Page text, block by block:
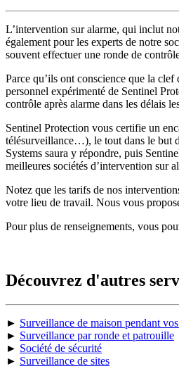
L’intervention sur alarme, qui inclut
également pour les experts de notre
souvent effectuer une ronde de
Parce qu’ils ont conscience que la
personnel expérimenté de Sentinel
contrôle après alarme dans les délais
Sentinel Protection vous certifie un
télésurveillance…), le tout dans le but
Systems saura y répondre, puis
meilleures sociétés d’intervention sur
Notez que les tarifs de nos
votre lieu de travail. Nous vous
Pour plus de renseignements, vous
Découvrez d'autres
► Surveillance de maison pendant
► Surveillance par ronde et patrouille
► Société de sécurité
► Surveillance de sites